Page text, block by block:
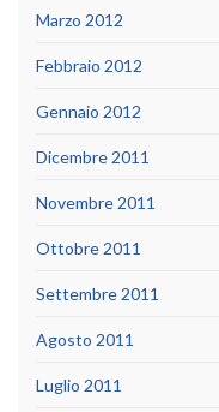
Marzo 2012
Febbraio 2012
Gennaio 2012
Dicembre 2011
Novembre 2011
Ottobre 2011
Settembre 2011
Agosto 2011
Luglio 2011